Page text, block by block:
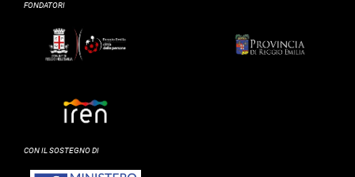
FONDATORI
CON IL SOSTEGNO DI